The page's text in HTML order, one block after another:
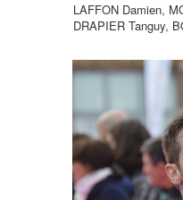
LAFFON Damien,
DRAPIER Tanguy,